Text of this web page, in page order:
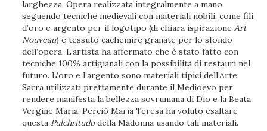
larghezza. Opera realizzata integralmente a mano
seguendo tecniche medievali con materiali nobili, come fili
d’oro e argento per il logotipo (di chiara ispirazioneArt
Nouveau) e tessuto cachemire granate per lo sfondo
dell’opera. L’artista ha affermato che è stato fatto con
tecniche 100% artigianali con la possibilità di restauri nel
futuro. L’oro e l’argento sono materiali tipici dell’Arte
Sacra utilizzati prettamente durante il Medioevo per
rendere manifesta la bellezza sovrumana di Dio e la Beata
Vergine Maria. Perciò María Teresa ha voluto esaltare
questa Pulchritudodella Madonna usando tali materiali.